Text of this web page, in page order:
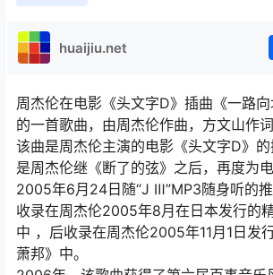
huaijiu.net
周杰伦在电影《头文字D》插曲《一路
的一首歌曲，由周杰伦作曲，方文山作词
该曲是周杰伦主演的电影《头文字D》
是周杰伦继《断了的弦》之后，再度为
2005年6月24日随“J Ⅲ”MP3随身听的
收录在周杰伦2005年8月在日本发行的
中 ，后收录在周杰伦2005年11月1日发
萧邦》中。